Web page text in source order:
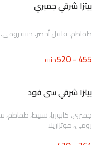
بيتزا شرقي جمبري
طماطم، فلفل أخضر، جبنة رومى،
455 - 520 جنيه
بيتزا شرقي سى فود
جمبرى، كابوريا، سبيط، طماطم،
رومى، موتزاريلا